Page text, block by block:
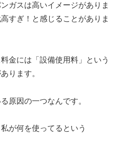
ガスは高いイメージがありま
すぎ！と感じることがありま
金には「設備使用料」という
ります。
原因の一つなんです。
が何を使ってるという